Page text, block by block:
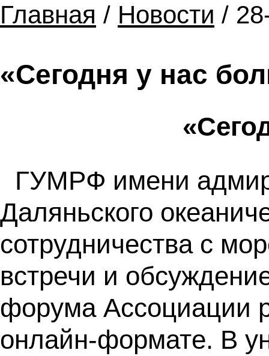
Главная / Новости /
«Сегодня у нас
ГУМРФ имени
Даляньского
сотрудничества с
встречи и
форума Ассоциации
онлайн-формате. В